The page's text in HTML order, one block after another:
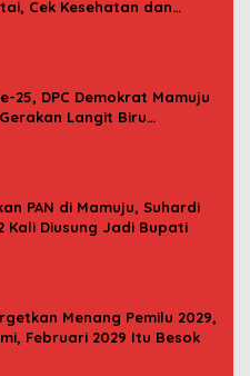
Cek Kesehatan dan
25, DPC Demokrat Mamuju
Langit Biru
PAN di Mamuju, Suhardi
Kali Diusung Jadi Bupati
Menang Pemilu 2029,
Februari 2029 Itu Besok